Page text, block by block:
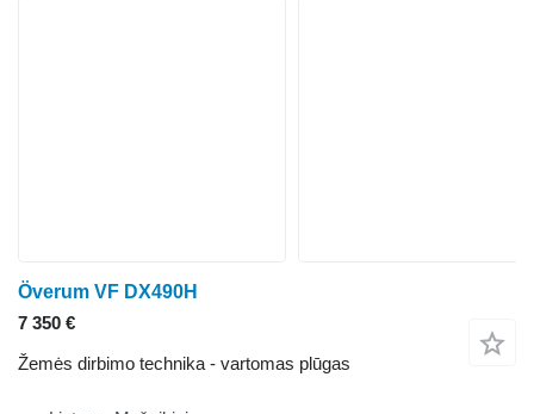
Överum VF DX490H
7 350 €
Žemės dirbimo technika - vartomas plūgas